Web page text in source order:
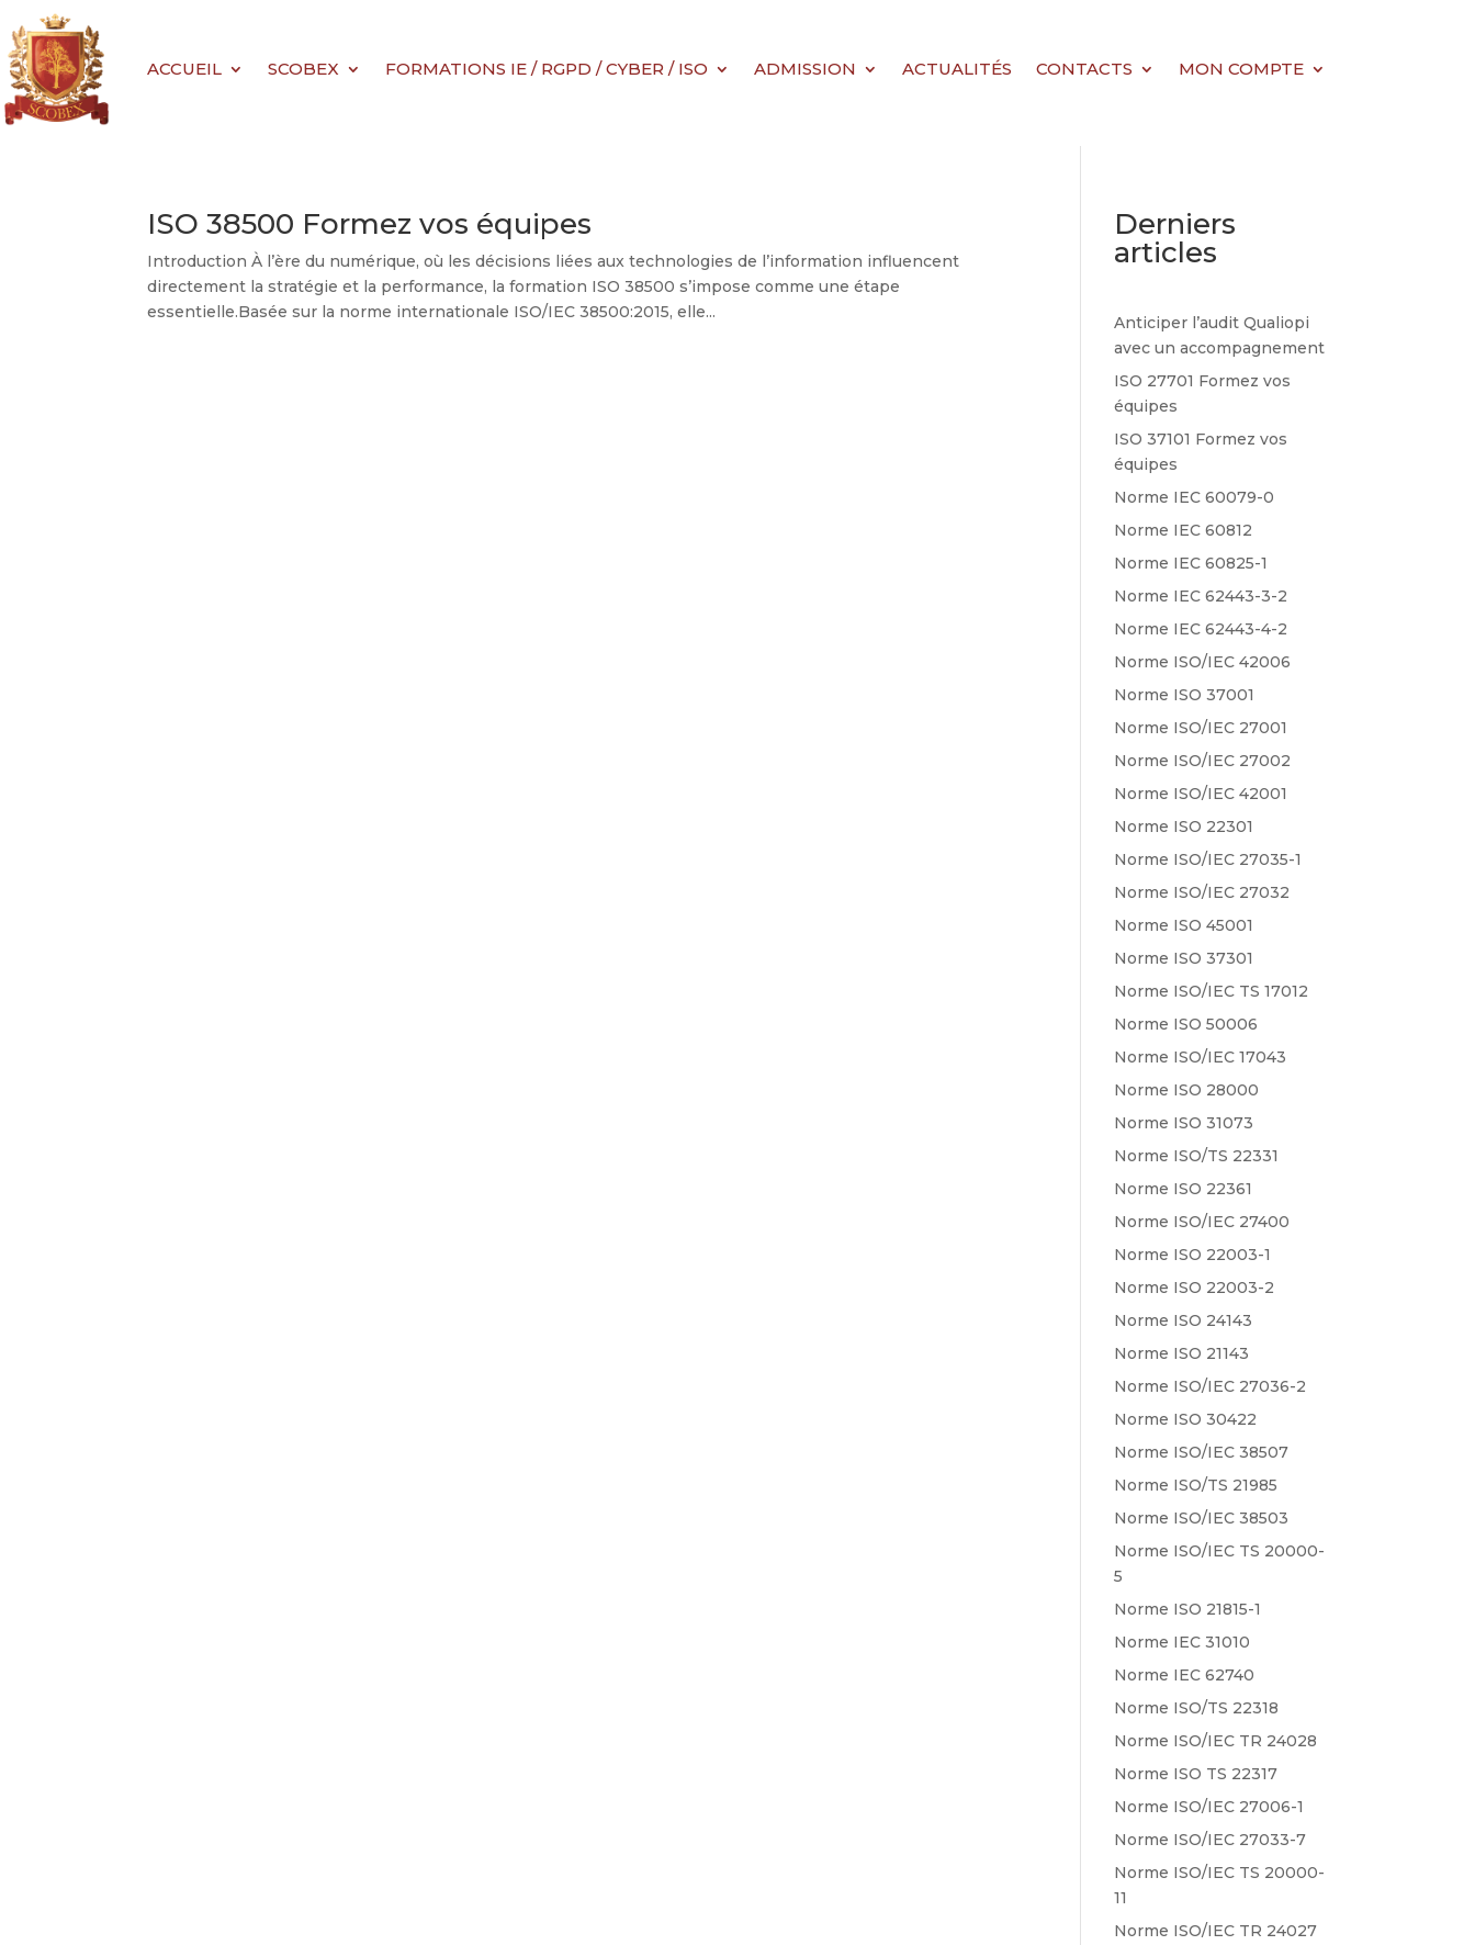
ACCUEIL SCOBEX FORMATIONS IE / RGPD / CYBER / ISO ADMISSION ACTUALITÉS CONTACTS MON COMPTE
ISO 38500 Formez vos équipes
Introduction À l’ère du numérique, où les décisions liées aux technologies de l’information influencent
directement la stratégie et la performance, la formation ISO 38500 s’impose comme une étape
essentielle.Basée sur la norme internationale ISO/IEC 38500:2015, elle...
Derniers
articles
Anticiper l’audit Qualiopi
avec un accompagnement
ISO 27701 Formez vos
équipes
ISO 37101 Formez vos
équipes
Norme IEC 60079-0
Norme IEC 60812
Norme IEC 60825-1
Norme IEC 62443-3-2
Norme IEC 62443-4-2
Norme ISO/IEC 42006
Norme ISO 37001
Norme ISO/IEC 27001
Norme ISO/IEC 27002
Norme ISO/IEC 42001
Norme ISO 22301
Norme ISO/IEC 27035-1
Norme ISO/IEC 27032
Norme ISO 45001
Norme ISO 37301
Norme ISO/IEC TS 17012
Norme ISO 50006
Norme ISO/IEC 17043
Norme ISO 28000
Norme ISO 31073
Norme ISO/TS 22331
Norme ISO 22361
Norme ISO/IEC 27400
Norme ISO 22003-1
Norme ISO 22003-2
Norme ISO 24143
Norme ISO 21143
Norme ISO/IEC 27036-2
Norme ISO 30422
Norme ISO/IEC 38507
Norme ISO/TS 21985
Norme ISO/IEC 38503
Norme ISO/IEC TS 20000-
5
Norme ISO 21815-1
Norme IEC 31010
Norme IEC 62740
Norme ISO/TS 22318
Norme ISO/IEC TR 24028
Norme ISO TS 22317
Norme ISO/IEC 27006-1
Norme ISO/IEC 27033-7
Norme ISO/IEC TS 20000-
11
Norme ISO/IEC TR 24027